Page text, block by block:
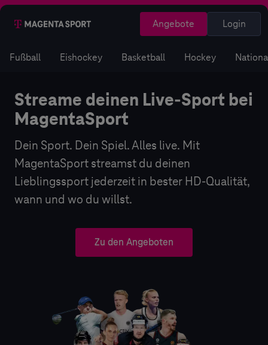
Angebote Login
Fußball Eishockey Basketball Hockey
Streame deinen Live-Sport bei
MagentaSport
Dein Sport. Dein Spiel. Alles live. Mit
MagentaSport streamst du deinen
Lieblingssport jederzeit in bester HD-Qualität,
wann und wo du willst.
Zu den Angeboten